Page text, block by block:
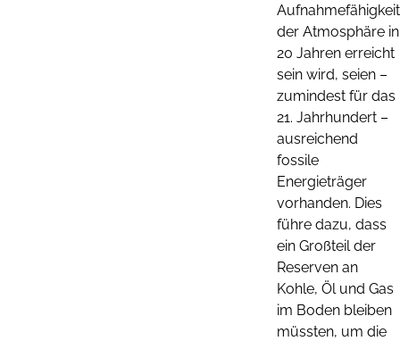
Aufnahmefähigkeit
der Atmosphäre in
20 Jahren erreicht
sein wird, seien –
zumindest für das
21. Jahrhundert –
ausreichend
fossile
Energieträger
vorhanden. Dies
führe dazu, dass
ein Großteil der
Reserven an
Kohle, Öl und Gas
im Boden bleiben
müssten, um die